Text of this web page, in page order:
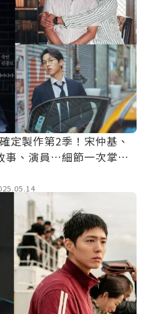
定製作第2季！宋仲基、
事、演員…細節一次掌